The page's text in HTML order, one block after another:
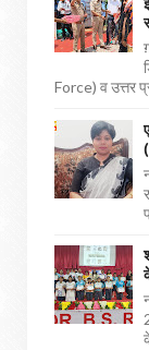
Force) व उत्तर